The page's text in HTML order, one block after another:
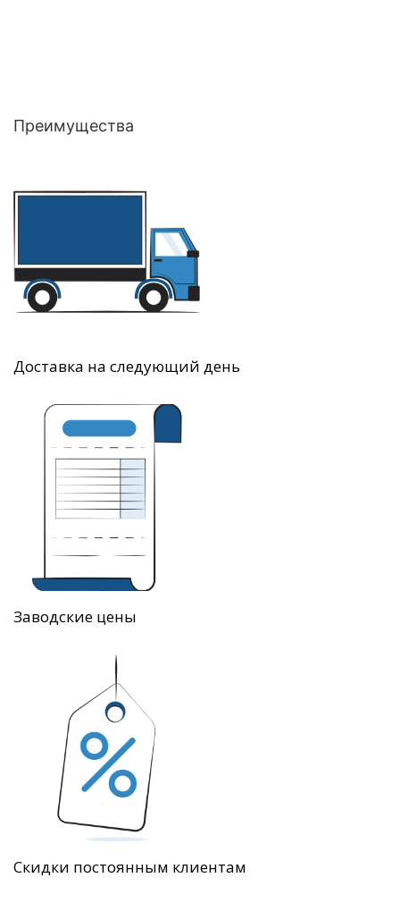
Преимущества
Доставка на следующий день
Заводские цены
Скидки постоянным клиентам